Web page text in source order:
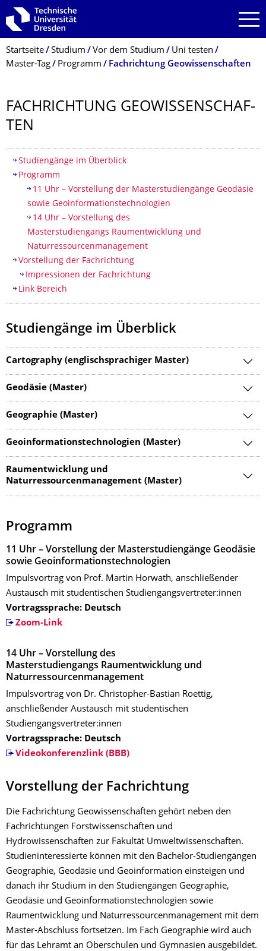
Zur Hauptnavigation springen
Zur Suche springen
Zum Inhalt springen
Breadcrumb-Menü
Startseite Studium Vor dem Studium
Uni testen
Master-Tag
Programm Fachrichtung Geowissenschaften
FACHRICHTUNG GEOWISSENSCHAF­
TEN
Inhaltsverzeichnis
Studiengänge im Überblick
Programm
11 Uhr – Vorstellung der Masterstudiengänge Geodäsie
sowie Geoinformationstechnologien
14 Uhr – Vorstellung des
Masterstudiengangs Raumentwicklung und
Naturressourcenmanagement
Vorstellung der Fachrichtung
Impressionen der Fachrichtung
Link Bereich​
Studiengänge im Überblick
Cartography (englischsprachiger Master)
Geodäsie (Master)
Geographie (Master)
Geoinformationstechnologien (Master)
Raumentwicklung und
Naturressourcenmanagement (Master)
Programm
11 Uhr – Vorstellung der Masterstudiengänge Geodäsie
sowie Geoinformationstechnologien
Impulsvortrag von Prof. Martin Horwath, anschließender
Austausch mit studentischen Studiengangsvertreter:innen
Vortragssprache: Deutsch
Zoom-Link
14 Uhr – Vorstellung des
Masterstudiengangs Raumentwicklung und
Naturressourcenmanagement
Impulsvortrag von Dr. Christopher-Bastian Roettig,
anschließender Austausch mit studentischen
Studiengangsvertreter:innen
Vortragssprache: Deutsch
Videokonferenzlink (BBB)
Vorstellung der Fachrichtung
Die Fachrichtung Geowissenschaften gehört neben den
Fachrichtungen Forstwissenschaften und
Hydrowissenschaften zur Fakultät Umweltwissenschaften.
Studieninteressierte können mit den Bachelor-Studiengängen
Geographie, Geodäsie und Geoinformation einsteigen und
danach ihr Studium in den Studiengängen Geographie,
Geodäsie und Geoinformationstechnologien sowie
Raumentwicklung und Naturressourcenmanagement mit dem
Master-Abschluss fortsetzen. Im Fach Geographie wird auch
für das Lehramt an Oberschulen und Gymnasien ausgebildet.